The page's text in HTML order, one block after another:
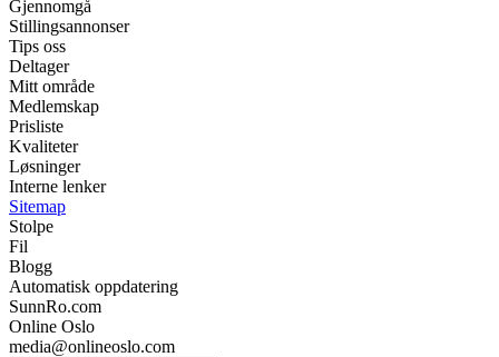
Gjennomgå
Stillingsannonser
Tips oss
Deltager
Mitt område
Medlemskap
Prisliste
Kvaliteter
Løsninger
Interne lenker
Sitemap
Stolpe
Fil
Blogg
Automatisk oppdatering
SunnRo.com
Online Oslo
media@onlineoslo.com